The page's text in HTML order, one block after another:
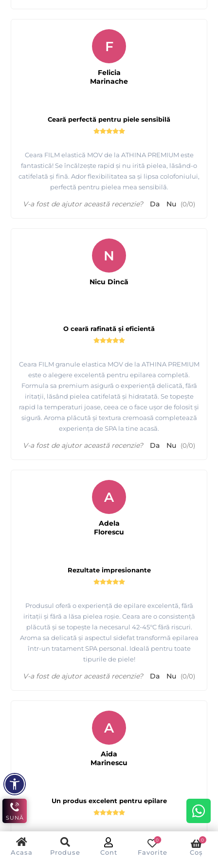
Acasa Produse Cont Favorite
0
Coș
0
Ceară perfectă pentru piele sensibilă
Ceara FILM elastică MOV de la ATHINA PREMIUM este
fantastică! Se încălzește rapid și nu irită pielea, lăsând-o
catifelată și fină. Ador flexibilitatea sa și lipsa colofoniului,
perfectă pentru pielea mea sensibilă.
F
Felicia
Marinache
V-a fost de ajutor această recenzie? Da Nu (0/0)
O ceară rafinată și eficientă
Ceara FILM granule elastica MOV de la ATHINA PREMIUM
este o alegere excelentă pentru epilarea completă.
Formula sa premium asigură o experiență delicată, fără
iritații, lăsând pielea catifelată și hidratată. Se topește
rapid la temperaturi joase, ceea ce o face ușor de folosit și
sigură. Aroma plăcută și textura cremoasă completează
experiența de SPA la tine acasă.
N
Nicu Dincă
V-a fost de ajutor această recenzie? Da Nu (0/0)
Rezultate impresionante
Produsul oferă o experiență de epilare excelentă, fără
iritații și fără a lăsa pielea roșie. Ceara are o consistență
plăcută și se topește la necesarul 42-45°C fără riscuri.
Aroma sa delicată și aspectul sidefat transformă epilarea
într-un tratament SPA personal. Ideală pentru toate
tipurile de piele!
A
Adela
Florescu
V-a fost de ajutor această recenzie? Da Nu (0/0)
Un produs excelent pentru epilare
Ceara FILM granule elastica MOV de la ATHINA Premium
este minunată! Se topește ușor la temperaturi joase și se
A
Aida
Marinescu
SUNĂ